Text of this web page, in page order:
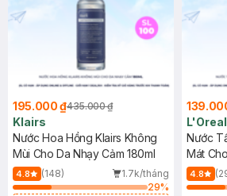
195.000 ₫435.000 ₫
Klairs
Nước Hoa Hồng Klairs Không
Mùi Cho Da Nhạy Cảm 180ml
4.8 (148)
1.7k/tháng
29%
L'Oreal
Nước
Mát
400ml
4.8